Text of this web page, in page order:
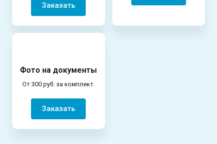
Заказать
Фото на документы
От 300 руб. за комплект.
Заказать